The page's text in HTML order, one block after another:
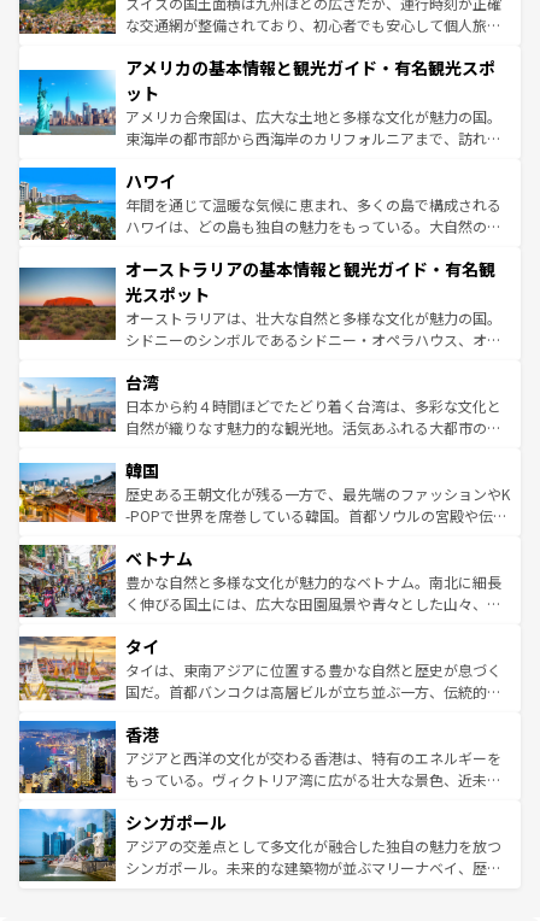
戦など、本場だからこそできる体験も豊富。イギリスを旅
ンツ一覧を参照してほしい。
な交通網が整備されており、初心者でも安心して個人旅行
の建物がそのまま残る町や、スイスならではのユニークな
博物館もあり、アルプス観光だけでなく町歩きも満喫する
ことができる。国民の所得が高いため物価も高いが、旅行
者向けの交通パス提供のサービスもあり、うまく活用すれ
着のスイス情報は
アメリカの基本情報と観光ガイド・有名観光スポ
ット
アメリカ合衆国は、広大な土地と多様な文化が魅力の国。
東海岸の都市部から西海岸のカリフォルニアまで、訪れる
のような巨大都市は、観光、ショッピング、エンターテイ
ンメントが詰まった刺激的なスポットだ。一方、アメリカ
西部には大自然が広がり、グランドキャニオンやイエロー
部のニューオーリンズでは、音楽と美食が融合した独特の
文化が魅力。旅行者はアメリカの各地域で異なる魅力を楽
しみながら、その多様性と豊かな歴史を感じることができ
るだろう。車でのロードトリップや列車の旅も、アメリカ
情報は
ハワイ
年間を通じて温暖な気候に恵まれ、多くの島で構成される
ハワイは、どの島も独自の魅力をもっている。大自然の神
ワイ島は見逃せない。また、定番の観光地といえばオアフ
島だが、静かな自然を求めるならマウイ島やカウアイ島が
おすすめ。エメラルドグリーンに輝く海をはじめ、豊かな
文化や歴史が息づいている。「アロハスピリット」と呼ば
人々、おいしいローカルフードやハワイアンミュージッ
ク、伝統的なフラダンスなど、すべてがハワイの魅力を彩
っている。訪れるたびに新しい発見と感動が待っているハ
はコンテンツ一覧
オーストラリアの基本情報と観光ガイド・有名観
光スポット
オーストラリアは、壮大な自然と多様な文化が魅力の国。
シドニーのシンボルであるシドニー・オペラハウス、オー
リアリーフや大陸中央部にそびえるウルル（エアーズロッ
ク）、タスマニアの美しい原生林やケアンズの熱帯雨林な
ど、見どころがたくさん。また、カフェやワイン、オージ
いる。アクティビティも充実しており、サーフィンやダイ
ビング、ハイキングなど、アウトドア好きにはたまらな
い。オーストラリアの多彩な魅力を存分に味わいつくそ
参照してほしい。
台湾
日本から約４時間ほどでたどり着く台湾は、多彩な文化と
自然が織りなす魅力的な観光地。活気あふれる大都市の台
ン）、静ひつな山岳地帯である台湾東部など、都市の喧騒
と山間の静けさが共存しており、訪れる人に新しい発見と
驚きをもたらしてくれる。また、奥深い台湾の食文化も魅
容にもいいと評判のスイーツなど、バラエティ豊かな料理
が味わえる。 なお、新着の台湾情報は コンテンツ一覧を参
照してほしい。
韓国
歴史ある王朝文化が残る一方で、最先端のファッションやK
-POPで世界を席巻している韓国。首都ソウルの宮殿や伝統
き、地方に足を延ばせば四季折々の自然美を楽しむことが
できる。そして、キムチや焼肉、絶品のストリートフード
まで、さまざまな韓国料理が待っている。夜には、韓国な
リティに包まれながら、韓国の多彩な魅力を心ゆくまで味
わってみてほしい。 なお、新着の韓国情報はコンテンツ一
覧を参照してほしい。
ベトナム
豊かな自然と多様な文化が魅力的なベトナム。南北に細長
く伸びる国土には、広大な田園風景や青々とした山々、世
急速な発展と共に伝統が息づく。ハノイの古い町並みやホ
ーチミン市のフランス統治時代の建物も、独特の雰囲気を
醸し出している。また、バラエティの豊かさとおいしさで
とつ。フォーやバインミー、ベトナムコーヒーなどは、ぜ
ひ現地で味わいたい。どの地域を訪れてもあたたかい人々
が旅行者を迎えてくれるので、きっと忘れられない旅にな
参照してほしい。
タイ
タイは、東南アジアに位置する豊かな自然と歴史が息づく
国だ。首都バンコクは高層ビルが立ち並ぶ一方、伝統的な
の活気が交差している。北部ではチェンマイなどの山岳地
帯で自然と触れ合い、南部ではプーケットやクラビの美し
いビーチでリゾート気分を楽しむことができる。タイ料理
激する。気候は一年中温暖で、どの季節にも異なる楽しみ
が待っている。親しみやすいタイの人々、仏教を中心とし
た文化、そして多様な観光資源が、訪れる旅人を魅了し続
香港
アジアと西洋の文化が交わる香港は、特有のエネルギーを
もっている。ヴィクトリア湾に広がる壮大な景色、近未来
み、どこを訪れても感動するはず。観光スポットが密集し
ており、効率よく見どころを回れるのも魅力。息をのむよ
うな絶景から文化的な体験まで、香港を存分に楽しみ尽く
シンガポール
アジアの交差点として多文化が融合した独自の魅力を放つ
シンガポール。未来的な建築物が並ぶマリーナベイ、歴史